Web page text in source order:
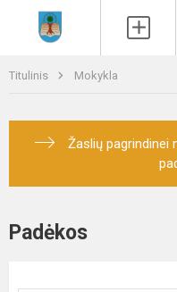
Titulinis Mokykla
Žaslių pagrindinei
Padėkos